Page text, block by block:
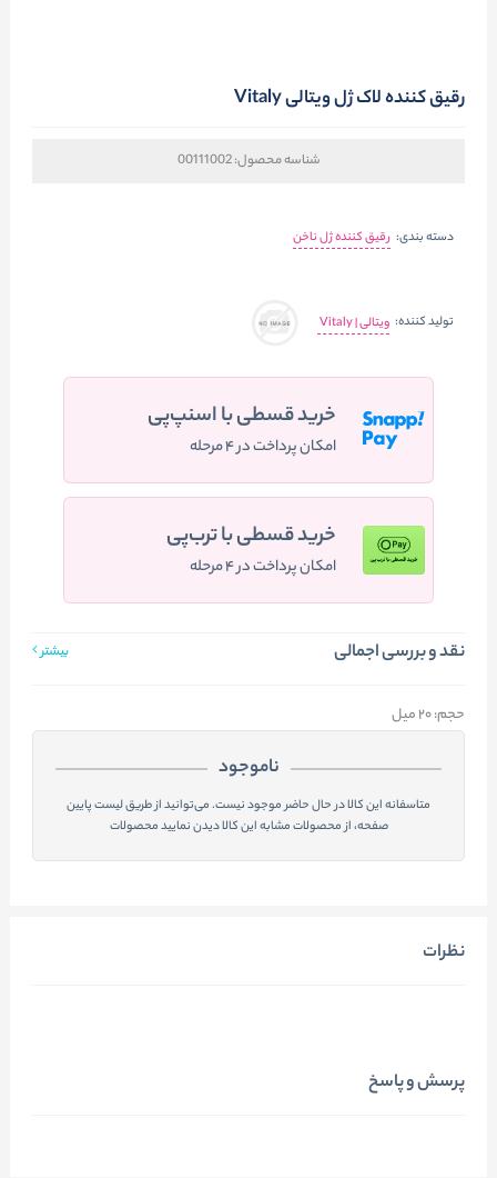
رقیق کننده لاک ژل ویتالی Vitaly
شناسه محصول:00111002
دسته بندی: رقیق کننده ژل ناخن
تولید کننده: ویتالی | Vitaly
خرید قسطی با اسنپ‌پی
امکان پرداخت در ۴ مرحله
خرید قسطی با ترب‌پی
امکان پرداخت در ۴ مرحله
نقد و بررسی اجمالی بیشتر
حجم: 20 میل
ناموجود
متاسفانه این کالا در حال حاضر موجود نیست. می‌توانید از طریق لیست پایین
صفحه، از محصولات مشابه این کالا دیدن نمایید محصولات
نظرات
پرسش و پاسخ